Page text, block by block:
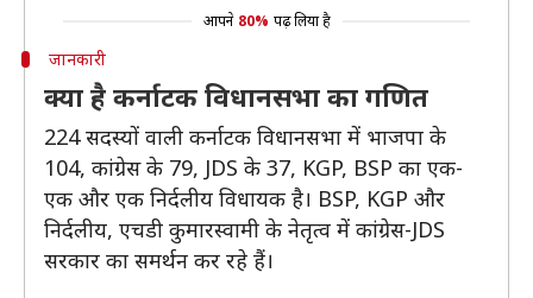
आपने 80% पढ़ लिया है
जानकारी
क्या है कर्नाटक विधानसभा का गणित
224 सदस्यों वाली कर्नाटक विधानसभा में भाजपा के
104, कांग्रेस के 79, JDS के 37, KGP, BSP का एक-
एक और एक निर्दलीय विधायक है। BSP, KGP और
निर्दलीय, एचडी कुमारस्वामी के नेतृत्व में कांग्रेस-JDS
सरकार का समर्थन कर रहे हैं।